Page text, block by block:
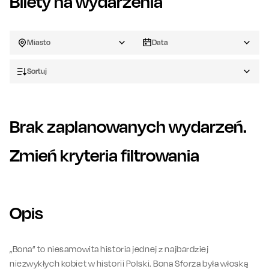
Miasto Data
Sortuj
Brak zaplanowanych wydarzeń.
Zmień kryteria filtrowania
Opis
„Bona” to niesamowita historia jednej z najbardziej
niezwykłych kobiet w historii Polski. Bona Sforza była włoską